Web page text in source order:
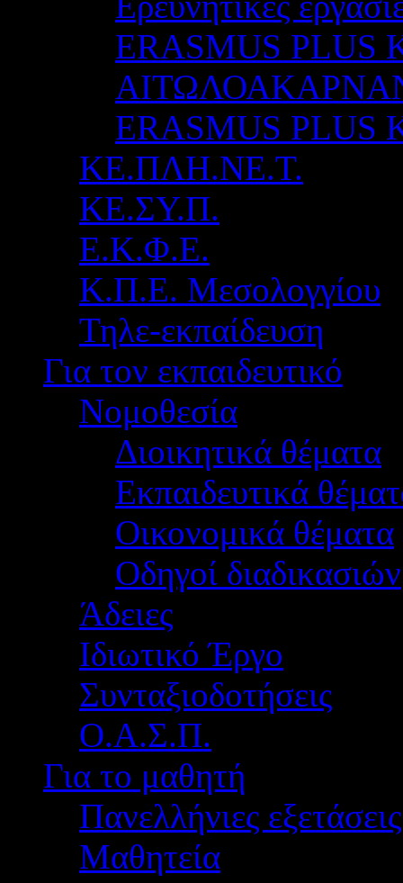
ERASMUS PLUS
ERASMUS
ΚΕ.ΠΛΗ.ΝΕ.Τ.
ΚΕ.ΣΥ.Π.
Ε.Κ.Φ.Ε.
Κ.Π.Ε. Μεσολογγίου
Τηλε-εκπαίδευση
Για τον εκπαιδευτικό
Νομοθεσία
Διοικητικά θέματα
Εκπαιδευτικά
Οικονομικά θέματα
Οδηγοί διαδικασιών
Άδειες
Ιδιωτικό Έργο
Συνταξιοδοτήσεις
Ο.Α.Σ.Π.
Για το μαθητή
Πανελλήνιες εξετάσεις
Μαθητεία